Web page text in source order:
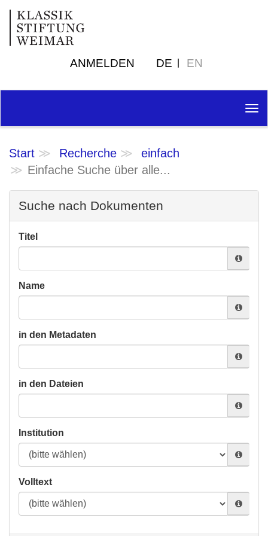
ANMELDEN DE EN
Start Recherche
einfach
Einfache Suche über alle...
Suche nach Dokumenten
Titel
Name
in den Metadaten
in den Dateien
Institution
Volltext